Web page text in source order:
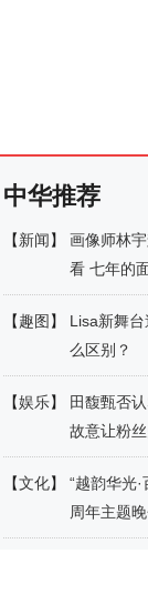
中华推荐
【新闻】
画像师林
看 七年的
【趣图 】
Lisa新舞
么区别？
【娱乐】
田馥甄否
故意让粉
【文化】
“越韵华光
周年主题